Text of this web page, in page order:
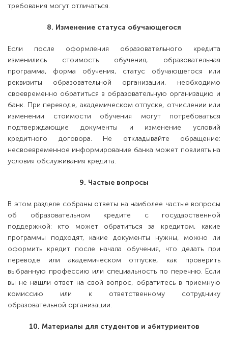
требования могут отличаться.
8. Изменение статуса обучающегося
Если после оформления образовательного кредита
изменились стоимость обучения, образовательная
программа, форма обучения, статус обучающегося или
реквизиты образовательной организации, необходимо
своевременно обратиться в образовательную организацию и
банк. При переводе, академическом отпуске, отчислении или
изменении стоимости обучения могут потребоваться
подтверждающие документы и изменение условий
кредитного договора. Не откладывайте обращение:
несвоевременное информирование банка может повлиять на
условия обслуживания кредита.
9. Частые вопросы
В этом разделе собраны ответы на наиболее частые вопросы
об образовательном кредите с государственной
поддержкой: кто может обратиться за кредитом, какие
программы подходят, какие документы нужны, можно ли
оформить кредит после начала обучения, что делать при
переводе или академическом отпуске, как проверить
выбранную профессию или специальность по перечню. Если
вы не нашли ответ на свой вопрос, обратитесь в приемную
комиссию или к ответственному сотруднику
образовательной организации.
10. Материалы для студентов и абитуриентов